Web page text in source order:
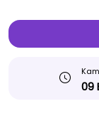
09